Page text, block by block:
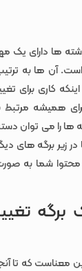
ها دارای یک
آن ها به
کاری برای
همیشه مرتبط
ها را می توان
در زیر برگه های
محتوا شما به
معناست که تا